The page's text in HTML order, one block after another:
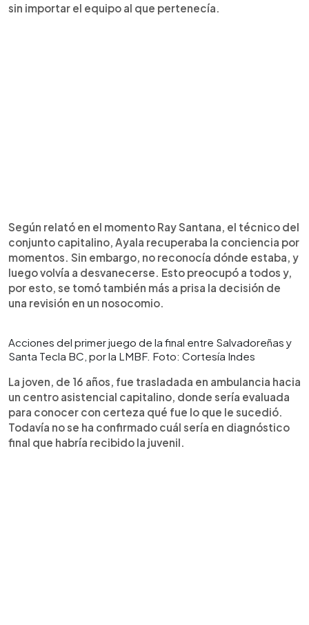
sin importar el equipo al que pertenecía.
Según relató en el momento Ray Santana, el técnico del
conjunto capitalino, Ayala recuperaba la conciencia por
momentos. Sin embargo, no reconocía dónde estaba, y
luego volvía a desvanecerse. Esto preocupó a todos y,
por esto, se tomó también más a prisa la decisión de
una revisión en un nosocomio.
Acciones del primer juego de la final entre Salvadoreñas y
Santa Tecla BC, por la LMBF. Foto: Cortesía Indes
La joven, de 16 años, fue trasladada en ambulancia hacia
un centro asistencial capitalino, donde sería evaluada
para conocer con certeza qué fue lo que le sucedió.
Todavía no se ha confirmado cuál sería en diagnóstico
final que habría recibido la juvenil.